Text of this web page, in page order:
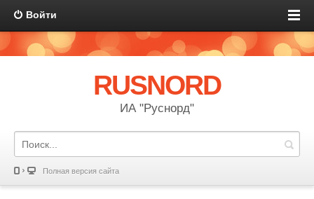
Войти
RUSNORD
ИА "Руснорд"
Полная версия сайта